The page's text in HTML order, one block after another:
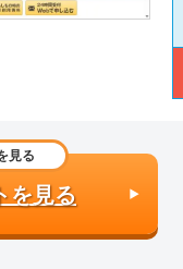
見る
を見る